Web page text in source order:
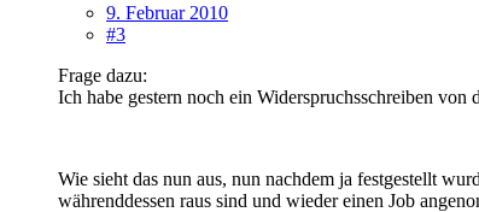
9. Februar 2010
#3
Frage dazu:
Ich habe gestern noch ein Widerspruchsschreiben
Wie sieht das nun aus, nun nachdem ja festgestellt
währenddessen raus sind und wieder einen Job